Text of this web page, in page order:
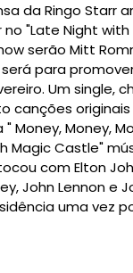
da Ringo Starr
"Late Night
serão Mitt
para
Um single,
canções originais
Money,
Magic Castle"
com Elton
John Lennon e
uma vez